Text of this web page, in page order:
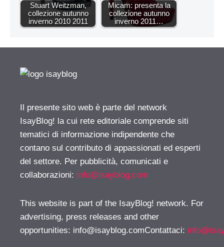
Stuart Weitzman,
collezione autunno
inverno 2010 2011
Micam: presenta la
collezione autunno
inverno 2011…
Il presente sito web è parte del network
IsayBlog! la cui rete editoriale comprende siti
tematici di informazione indipendente che
contano sul contributo di appassionati ed esperti
del settore. Per pubblicità, comunicati e
collaborazioni: info@isayblog.com
This website is part of the IsayBlog! network. For
advertising, press releases and other
opportunities: info@isayblog.comContattaci: